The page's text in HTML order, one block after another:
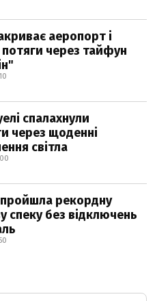
аеропорт і
потяги через тайфун
спалахнули
через щоденні
світла
пройшла рекордну
спеку без відключень